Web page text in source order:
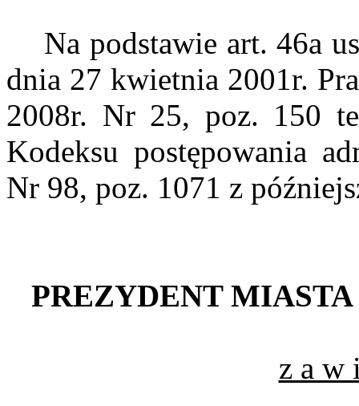
Na podstawie art. 46a
dnia 27 kwietnia 2001r.
2008r. Nr 25, poz. 150
Kodeksu postępowania
Nr 98, poz. 1071 z
PREZYDENT
z a w